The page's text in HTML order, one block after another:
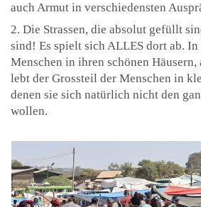
auch Armut in verschiedensten
2. Die Strassen, die absolut gefüllt
sind! Es spielt sich ALLES dort ab.
Menschen in ihren schönen
lebt der Grossteil der Menschen in
denen sie sich natürlich nicht den
wollen.